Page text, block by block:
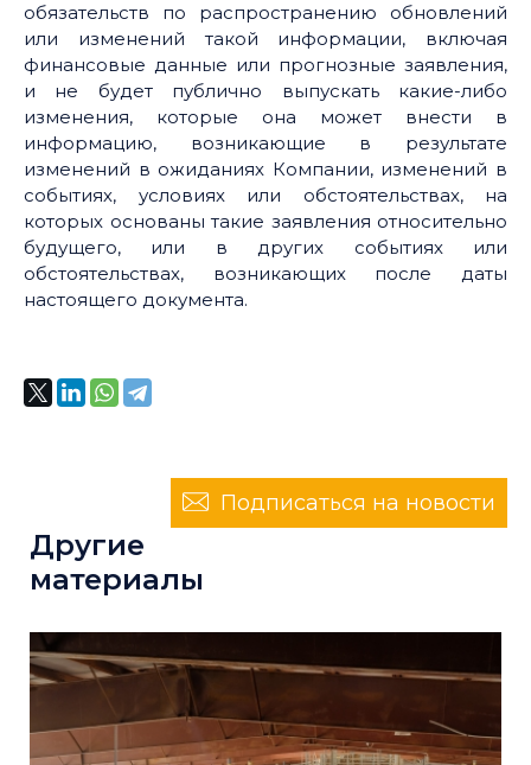
обязательств по распространению обновлений
или изменений такой информации, включая
финансовые данные или прогнозные заявления,
и не будет публично выпускать какие-либо
изменения, которые она может внести в
информацию, возникающие в результате
изменений в ожиданиях Компании, изменений в
событиях, условиях или обстоятельствах, на
которых основаны такие заявления относительно
будущего, или в других событиях или
обстоятельствах, возникающих после даты
настоящего документа.
Подписаться на новости
Другие
материалы